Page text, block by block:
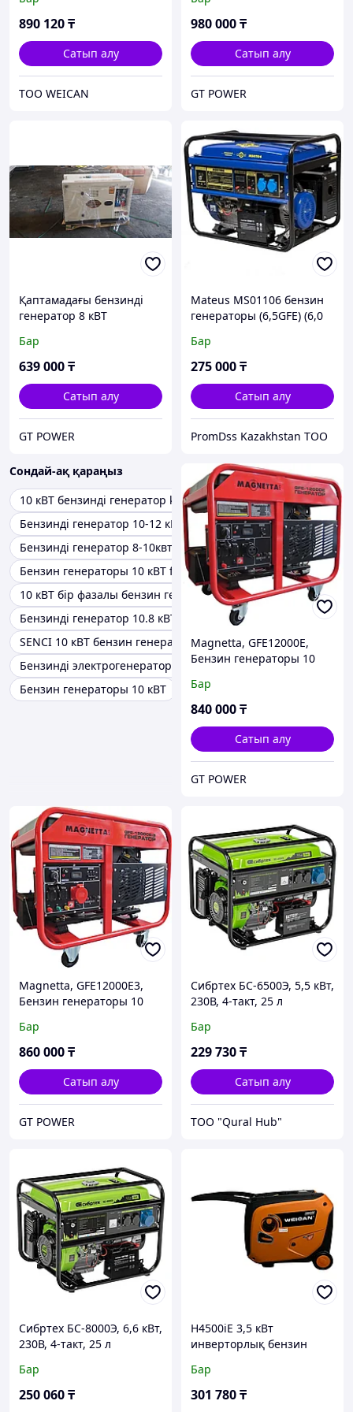
890 120₸
Сатып алу
ТОО WEICAN
980 000₸
Сатып алу
GT POWER
Қаптамадағы бензинді
генератор 8 кВТ
Бар
639 000₸
Сатып алу
GT POWER
Mateus MS01106 бензин
генераторы (6,5GFE) (6,0
электронды, резервуар
25 л)
Бар
275 000₸
Сатып алу
PromDss Kazakhstan TOO
Сондай-ақ қараңыз
10 кВТ бензинді генератор kipor
Бензинді генератор 10-12 кВТ
Бензинді генератор 8-10квт
Бензин генераторы 10 кВТ fogo
10 кВТ бір фазалы бензин генераторы
Бензинді генератор 10.8 кВТ
SENCI 10 кВТ бензин генераторы
Бензинді электрогенератор 10 кВТ
Бензин генераторы 10 кВТ
Magnetta, GFE12000E,
Бензин генераторы 10
двигатель 688 куб.
Бар
840 000₸
Сатып алу
GT POWER
Magnetta, GFE12000E3,
Бензин генераторы 10
двигатель 688 куб.
Бар
860 000₸
Сатып алу
GT POWER
Сибртех БС-6500Э, 5,5 кВт,
230В, 4-такт, 25 л
Бар
229 730₸
Сатып алу
ТОО "Qural Hub"
Сибртех БС-8000Э, 6,6 кВт,
230В, 4-такт, 25 л
Бар
250 060₸
H4500iE 3,5 кВт
инверторлық бензин
Бар
301 780₸